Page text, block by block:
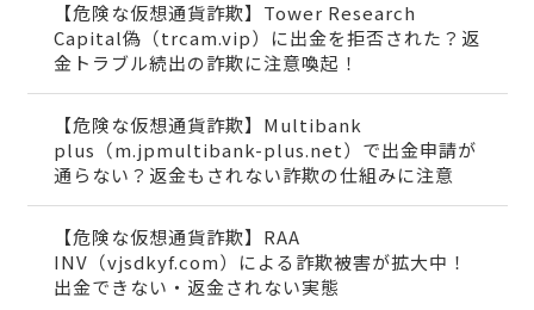
【危険な仮想通貨詐欺】Tower Research
Capital偽（trcam.vip）に出金を拒否された？返
金トラブル続出の詐欺に注意喚起！
【危険な仮想通貨詐欺】Multibank
plus（m.jpmultibank-plus.net）で出金申請が
通らない？返金もされない詐欺の仕組みに注意
【危険な仮想通貨詐欺】RAA
INV（vjsdkyf.com）による詐欺被害が拡大中！
出金できない・返金されない実態